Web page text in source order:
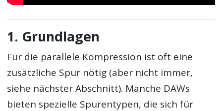
1. Grundlagen
Für die parallele Kompression ist oft eine
zusätzliche Spur nötig (aber nicht immer,
siehe nächster Abschnitt). Manche DAWs
bieten spezielle Spurentypen, die sich für